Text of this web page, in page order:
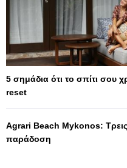
5 σημάδια ότι το σπίτι σου
reset
Agrari Beach Mykonos: Τρεις
παράδοση